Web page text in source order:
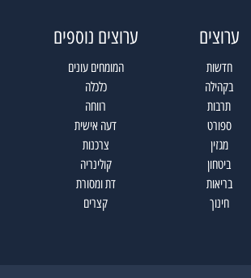
ערוצים
חדשות
בקהילה
תרבות
ספורט
מגזין
ביטחון
בריאות
חינוך
ערוצים נוספים
המומחים עונים
כלכלה
רווחה
דעה אישית
צרכנות
קולינריה
דת ומסורת
קצרים